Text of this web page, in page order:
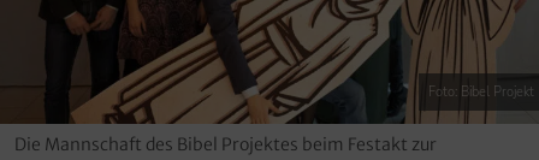
Foto: Bibel Projekt
Die Mannschaft des Bibel Projektes beim Festakt zur